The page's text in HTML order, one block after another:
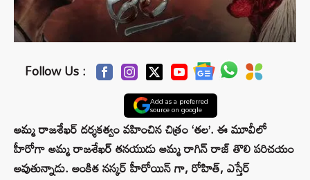
Follow Us :
Add as a preferred
source on google
అమ్మ రాజశేఖర్ దర్శకత్వం వహించిన చిత్రం ‘తల’. ఈ మూవీలో
హీరోగా అమ్మ రాజశేఖర్ తనయుడు అమ్మ రాగిన్ రాజ్ తొలి పరిచయం
అవుతున్నాడు. అంకిత నస్కర్ హీరోయిన్ గా, రోహిత్, ఎస్తేర్